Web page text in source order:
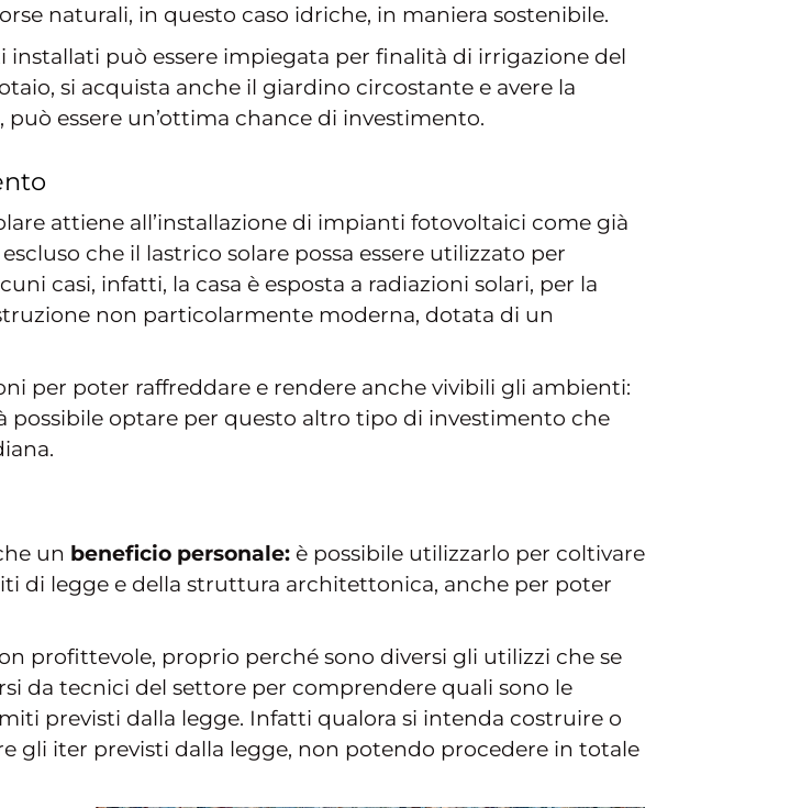
naturali, in questo caso idriche, in maniera sostenibile.
può essere impiegata per finalità di irrigazione del
si acquista anche il giardino circostante e avere la
essere un’ottima chance di investimento.
attiene all’installazione di impianti fotovoltaici come già
che il lastrico solare possa essere utilizzato per
casi, infatti, la casa è esposta a radiazioni solari, per la
non particolarmente moderna, dotata di un
per poter raffreddare e rendere anche vivibili gli ambienti:
possibile optare per questo altro tipo di investimento che
un beneficio personale: è possibile utilizzarlo per coltivare
di legge e della struttura architettonica, anche per poter
profittevole, proprio perché sono diversi gli utilizzi che se
da tecnici del settore per comprendere quali sono le
previsti dalla legge. Infatti qualora si intenda costruire o
gli iter previsti dalla legge, non potendo procedere in totale